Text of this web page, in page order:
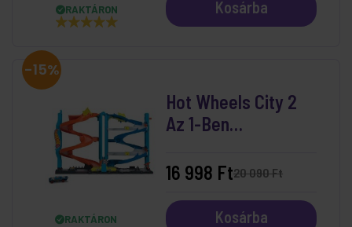
RAKTÁRON Kosárba
-15%
RAKTÁRON
Hot Wheels City 2
Az 1-Ben
20 090 Ft
16 998 Ft
Kosárba